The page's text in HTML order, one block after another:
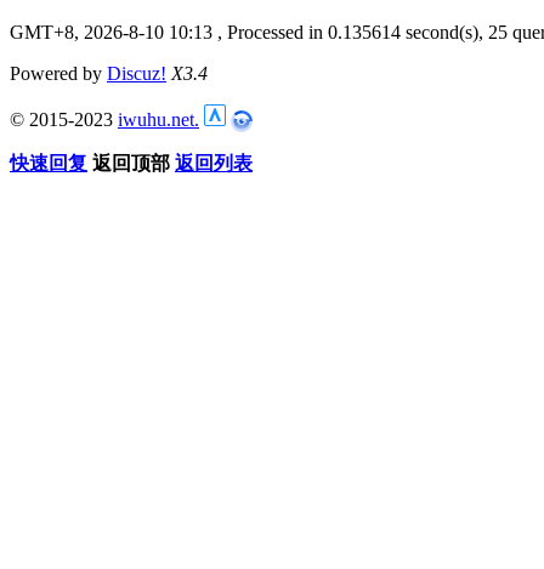
GMT+8, 2026-8-10 10:13 , Processed in 0.135614 second(s), 25
Powered by Discuz! X3.4
© 2015-2023 iwuhu.net.
快速回复 返回顶部 返回列表